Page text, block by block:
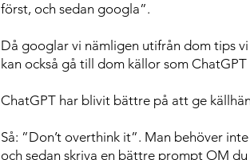
först, och sedan googla”.
Då googlar vi nämligen utifrån dom tips
kan också gå till dom källor som
ChatGPT har blivit bättre på att ge
Så: ”Don’t overthink it”. Man behöver
och sedan skriva en bättre prompt OM du